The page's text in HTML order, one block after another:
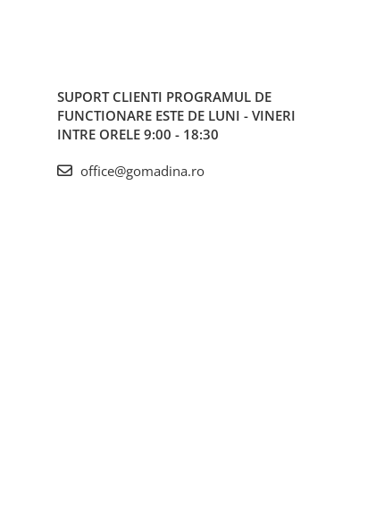
SUPORT CLIENTI PROGRAMUL DE
FUNCTIONARE ESTE DE LUNI - VINERI
INTRE ORELE 9:00 - 18:30
office@gomadina.ro